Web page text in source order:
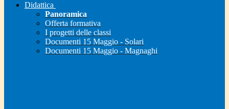
Didattica
Panoramica
Offerta formativa
I progetti delle classi
Documenti 15 Maggio - Solari
Documenti 15 Maggio - Magnaghi